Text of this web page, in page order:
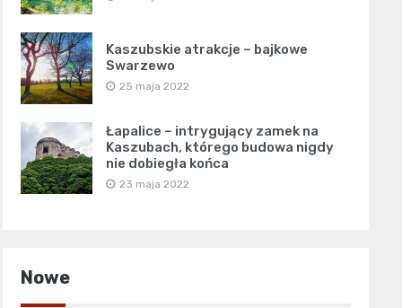
Kaszubskie atrakcje – bajkowe
Swarzewo
25 maja 2022
Łapalice – intrygujący zamek na
Kaszubach, którego budowa nigdy
nie dobiegła końca
23 maja 2022
Nowe